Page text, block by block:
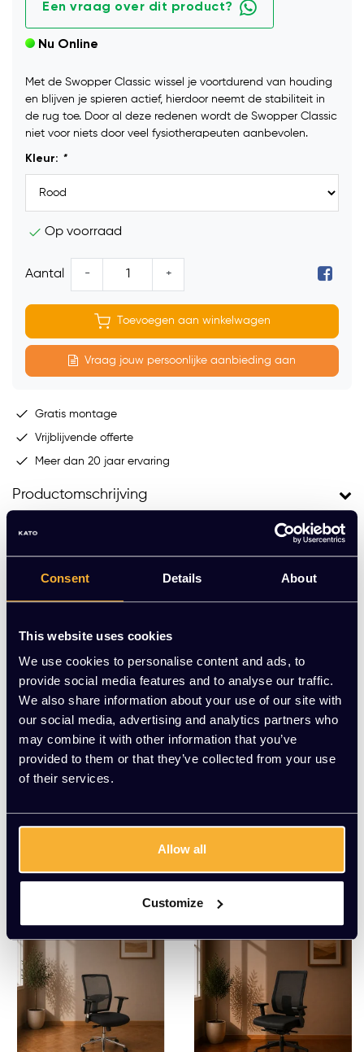
Consent Details About
This website uses cookies
We use cookies to personalise content and ads, to
provide social media features and to analyse our traffic.
We also share information about your use of our site with
our social media, advertising and analytics partners who
may combine it with other information that you’ve
provided to them or that they’ve collected from your use
of their services.
Allow all
Customize
Een vraag over dit product?
Nu Online
Met de Swopper Classic wissel je voortdurend van houding
en blijven je spieren actief, hierdoor neemt de stabiliteit in
de rug toe. Door al deze redenen wordt de Swopper Classic
niet voor niets door veel fysiotherapeuten aanbevolen.
Kleur: *
Op voorraad
Aantal - +
Toevoegen aan winkelwagen
Vraag jouw persoonlijke aanbieding aan
Gratis montage
Vrijblijvende offerte
Meer dan 20 jaar ervaring
Productomschrijving
Bureaustoel KT Comfo
rt Gestoffeerd
EUR 289,00 Excl. btw
Bureaustoel KT basic